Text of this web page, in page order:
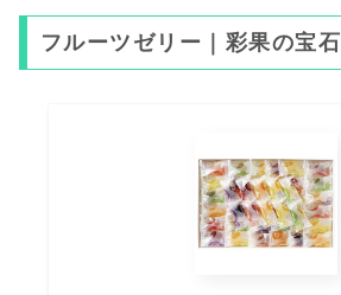
フルーツゼリー｜彩果の宝石